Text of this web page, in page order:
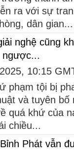
ra với sự
dân gian...
nghệ cũng
ngược...
10:15
phạm tội bị
và tuyên
quá khứ của
chiều...
Phát vẫn